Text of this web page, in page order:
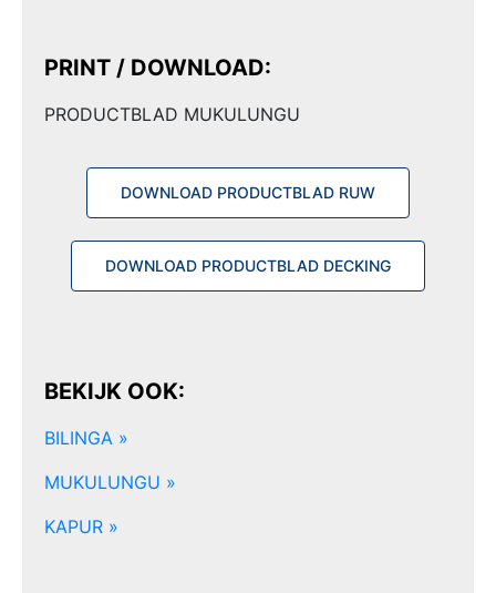
PRINT / DOWNLOAD:
PRODUCTBLAD MUKULUNGU
DOWNLOAD PRODUCTBLAD RUW
DOWNLOAD PRODUCTBLAD DECKING
BEKIJK OOK:
BILINGA »
MUKULUNGU »
KAPUR »